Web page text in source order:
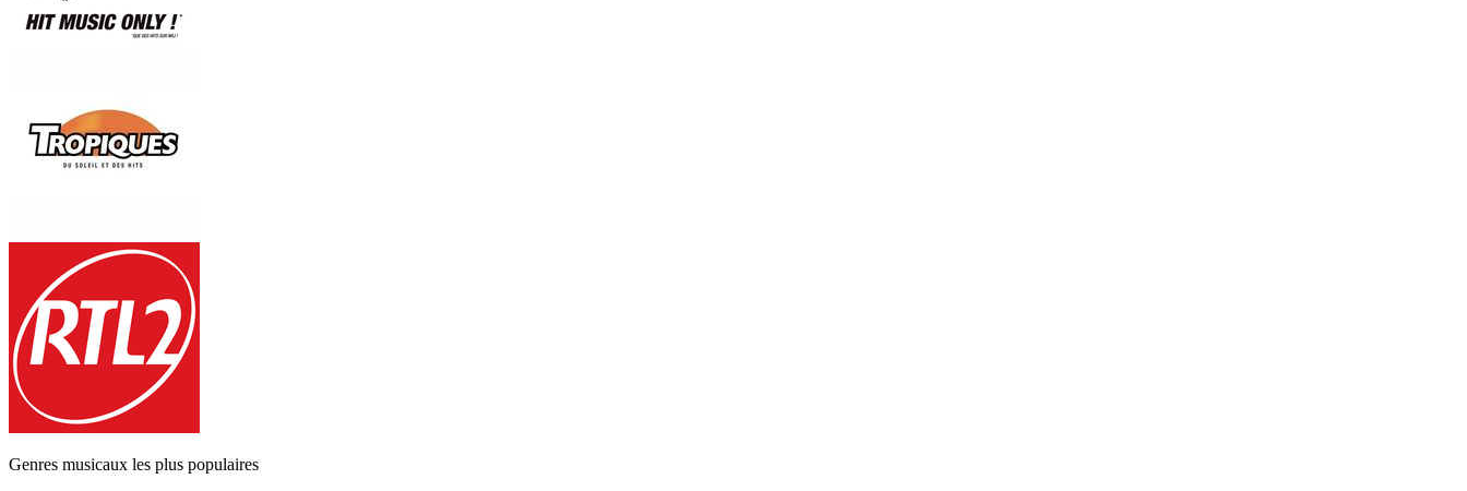
Genres musicaux les plus populaires